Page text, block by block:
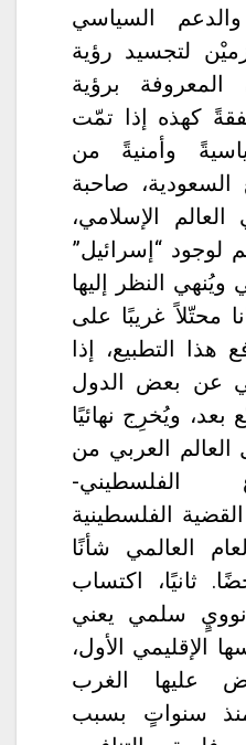
والدعم السياسي
لتجسيد رؤية
برؤية
صفقةً كهذه إذا تمّت
وأمنيةً من
السعودية، صاحبة
العالم الإسلامي،
“إسرائيل”
النظر إليها
محتّلاً غريبًا على
هذا التطبيع، إذا
عن بعض الدول
بعد، ويُخرِج نهائيًا
العربي من
الفلسطيني-
القضية الفلسطينية
العالمي شأنًا
ثانيًا، اكتساب
نوويٍ سلمي يعني
الإقليمي الأول،
عليها الغرب
سنواتٍ بسبب